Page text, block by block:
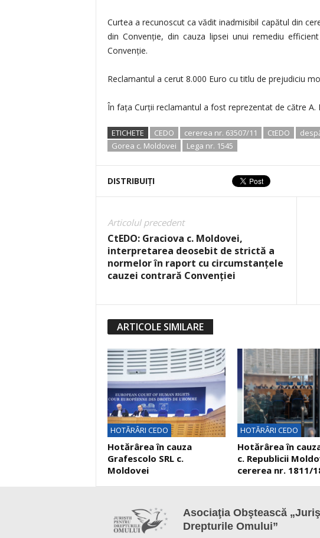
Curtea a recunoscut ca vădit inadmisibil capătul din
din Convenţie, din cauza lipsei unui remediu
Convenţie.
Reclamantul a cerut 8.000 Euro cu titlu de prejudiciu
În faţa Curţii reclamantul a fost reprezentat de către A.
ETICHETE CEDO cererea nr. 63507/11 CtEDO
Gorea c. Moldovei
Lega nr. 1545
DISTRIBUIȚI
Articolul precedent
CtEDO: Graciova c. Moldovei,
interpretarea deosebit de strictă a
normelor în raport cu circumstanțele
cauzei contrară Convenţiei
ARTICOLE SIMILARE
HOTĂRÂRI CEDO
Hotărârea în cauza
Grafescolo SRL c.
Moldovei
HOTĂRÂRI CEDO
Hotărârea în
c. Republicii
cererea nr. 1811/
Asociaţia Obştească
Drepturile Omului”